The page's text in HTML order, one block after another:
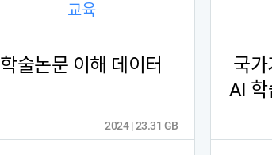
교육
학술논문 이해 데이터
2024 | 23.31 GB
국가
AI 학